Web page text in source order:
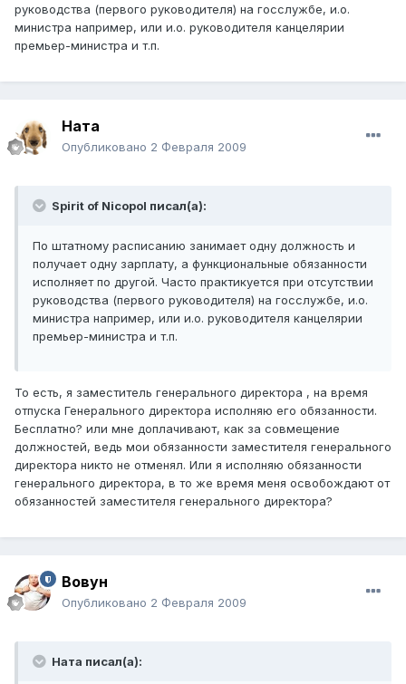
руководства (первого руководителя) на госслужбе, и.о.
министра например, или и.о. руководителя канцелярии
премьер-министра и т.п.
Ната
Опубликовано 2 Февраля 2009
Spirit of Nicopol писал(а):
По штатному расписанию занимает одну должность и
получает одну зарплату, а функциональные обязанности
исполняет по другой. Часто практикуется при отсутствии
руководства (первого руководителя) на госслужбе, и.о.
министра например, или и.о. руководителя канцелярии
премьер-министра и т.п.
То есть, я заместитель генерального директора , на время
отпуска Генерального директора исполняю его обязанности.
Бесплатно? или мне доплачивают, как за совмещение
должностей, ведь мои обязанности заместителя генерального
директора никто не отменял. Или я исполняю обязанности
генерального директора, в то же время меня освобождают от
обязанностей заместителя генерального директора?
Вовун
Опубликовано 2 Февраля 2009
Ната писал(а):